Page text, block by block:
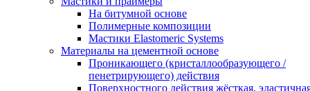
На битумной основе
Полимерные композиции
Мастики Elastomeric Systems
Материалы на цементной основе
Проникающего (кристаллообразующего /
пенетрирующего) действия
Поверхностного действия жёсткая,